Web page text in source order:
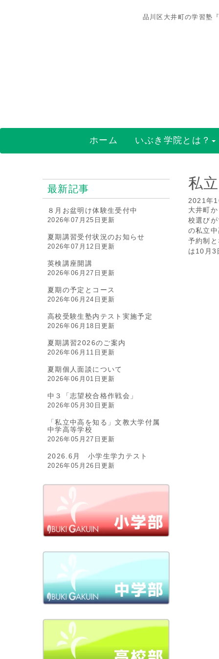
品川区大井町の学習塾
ホーム いぶき学院とは？
私
2021年
大井町
校選び
の私立
予約制
は10月3
最新記事
８月お盆明け体験生受付中
2026年07月25日更新
夏期講習受付状況のお知らせ
2026年07月12日更新
英検講座開講
2026年06月27日更新
夏期の予定とコース
2026年06月24日更新
高校受験生塾内テスト実施予定
2026年06月18日更新
夏期講習2026のご案内
2026年06月11日更新
夏期個人面談について
2026年06月01日更新
中３「志望校合格作戦会」
2026年05月30日更新
「私立中高を知る」文教大学付属
中学高等学校
2026年05月27日更新
2026.6月 小学生学力テスト
2026年05月26日更新